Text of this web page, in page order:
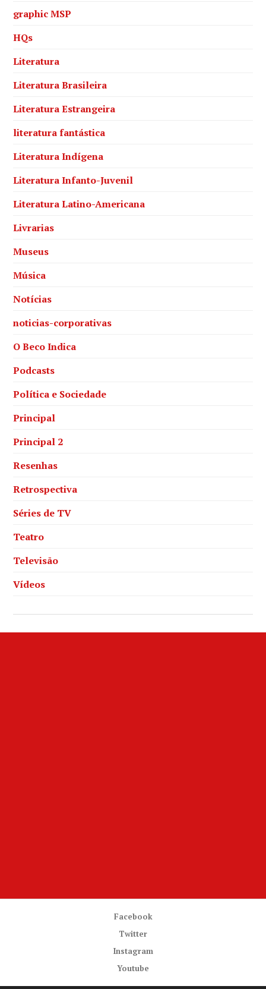
graphic MSP
HQs
Literatura
Literatura Brasileira
Literatura Estrangeira
literatura fantástica
Literatura Indígena
Literatura Infanto-Juvenil
Literatura Latino-Americana
Livrarias
Museus
Música
Notícias
noticias-corporativas
O Beco Indica
Podcasts
Política e Sociedade
Principal
Principal 2
Resenhas
Retrospectiva
Séries de TV
Teatro
Televisão
Vídeos
Facebook
Twitter
Instagram
Youtube